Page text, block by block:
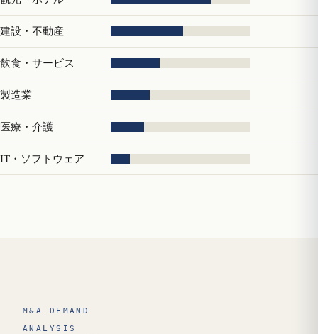
建設・不動産
飲食・サービス
製造業
医療・介護
IT・ソフトウェア
M&A DEMAND
ANALYSIS